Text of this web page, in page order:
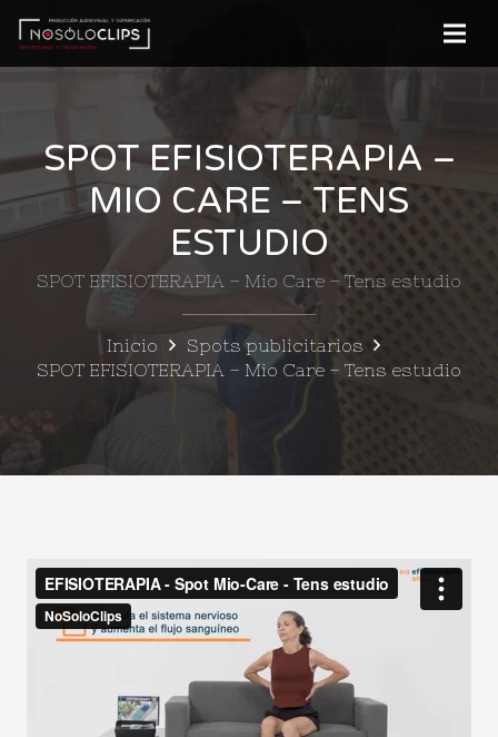
SPOT EFISIOTERAPIA –
MIO CARE – TENS
ESTUDIO
SPOT EFISIOTERAPIA – Mio Care – Tens estudio
Inicio
Spots publicitarios
SPOT EFISIOTERAPIA – Mio Care – Tens estudio